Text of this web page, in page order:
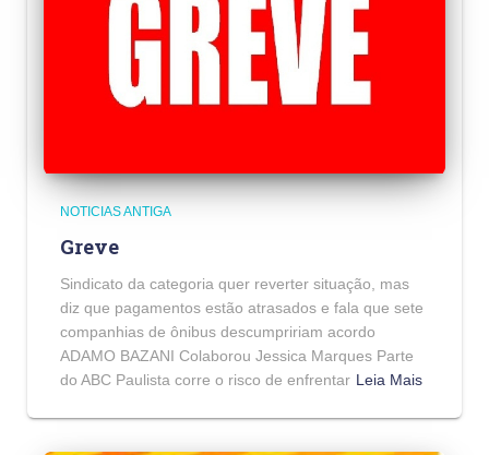
NOTICIAS ANTIGA
Greve
Sindicato da categoria quer reverter situação, mas
diz que pagamentos estão atrasados e fala que sete
companhias de ônibus descumpririam acordo
ADAMO BAZANI Colaborou Jessica Marques Parte
do ABC Paulista corre o risco de enfrentar Leia Mais